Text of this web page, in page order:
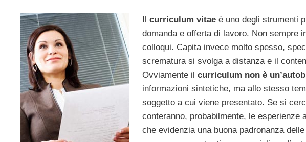
Il curriculum vitaeè uno degli strumenti
domanda e offerta di lavoro. Non sempre
colloqui. Capita invece molto spesso,
scrematura si svolga a distanza e il
Ovviamente il curriculum non è
informazioni sintetiche, ma allo stesso
soggetto a cui viene presentato. Se si
conteranno, probabilmente, le esperienze
che evidenzia una buona padronanza